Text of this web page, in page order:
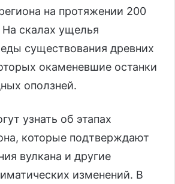
на протяжении 200
скалах ущелья
существования древних
окаменевшие останки
оползней.
узнать об этапах
которые подтверждают
вулкана и другие
изменений. В